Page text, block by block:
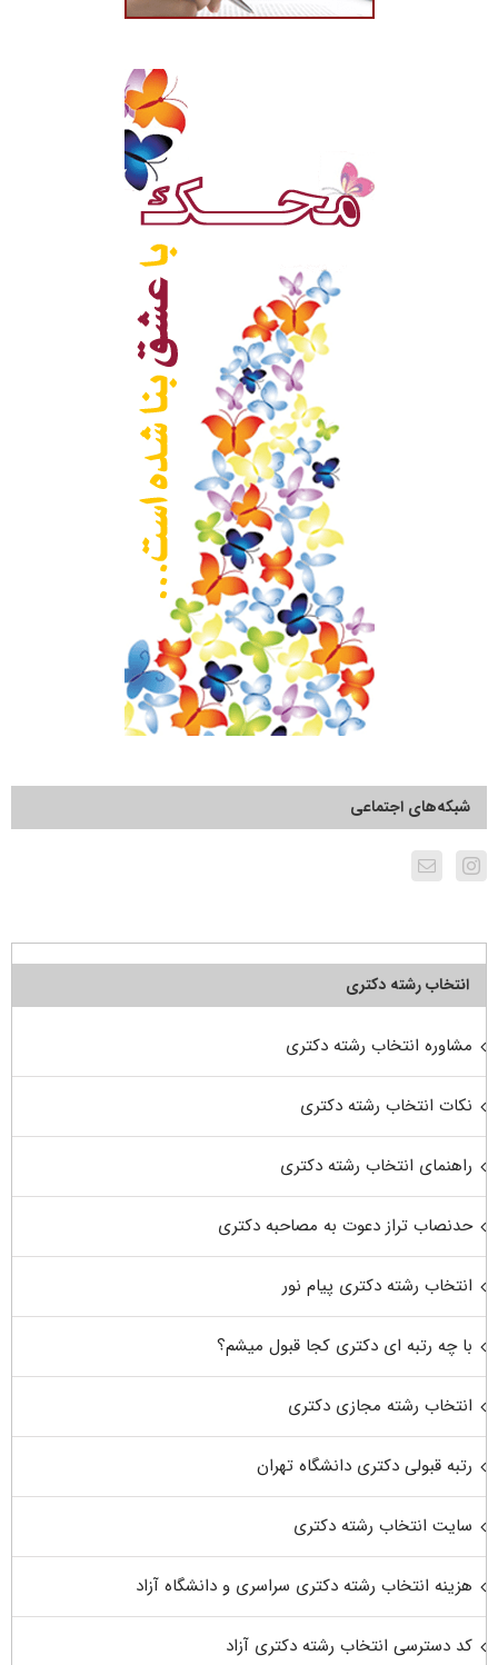
شبکه‌های اجتماعی
انتخاب رشته دکتری
مشاوره انتخاب رشته دکتری
نکات انتخاب رشته دکتری
راهنمای انتخاب رشته دکتری
حدنصاب تراز دعوت به مصاحبه دکتری
انتخاب رشته دکتری پیام نور
با چه رتبه ای دکتری کجا قبول میشم؟
انتخاب رشته مجازی دکتری
رتبه قبولی دکتری دانشگاه تهران
سایت انتخاب رشته دکتری
هزینه انتخاب رشته دکتری سراسری و دانشگاه آزاد
کد دسترسی انتخاب رشته دکتری آزاد